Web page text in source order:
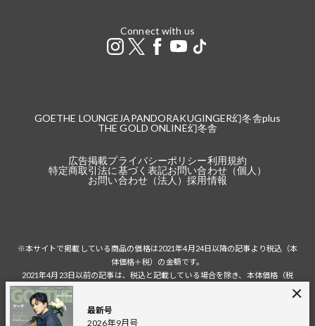
最新号
2026年9月号
Connect with us
GOETHE LOUNGE JAPANDORAKUGINGER幻冬舎plus
THE GOLD ONLINE幻冬舎
広告掲載プライバシーポリシー利用規約
特定商取引法に基づく表記お問い合わせ（個人）
お問い合わせ（法人）採用情報
※本サイトで掲載している商品の価格は2021年4月24日以降の記事より税込（本
体価格＋税）の金額です。
2021年4月23日以前の記事は、税込と記載している場合を除き、本体価格（税
税込の場合の税額は掲載当時の税率に準じます。